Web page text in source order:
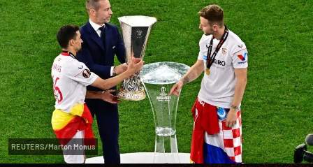
REUTERS/Marton Monus